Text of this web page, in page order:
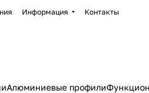
Информация Контакты
Алюминиевые профили